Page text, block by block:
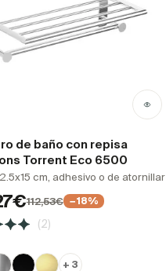
de baño con repisa
Torrent Eco 6500
cm, adhesivo o de atornillar
112,53€ −18%
(2)
+ 3